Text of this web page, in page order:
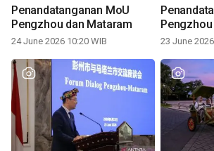
Penandatanganan MoU
Pengzhou dan Mataram
24 June 2026 10:20 WIB 23 June